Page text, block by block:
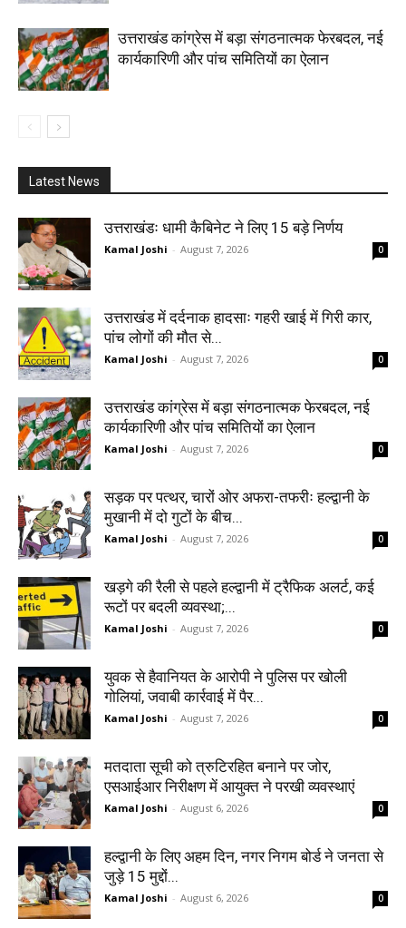
उत्तराखंड कांग्रेस में बड़ा संगठनात्मक फेरबदल, नई
कार्यकारिणी और पांच समितियों का ऐलान
Latest News
उत्तराखंडः धामी कैबिनेट ने लिए 15 बड़े निर्णय
Kamal Joshi - August 7, 2026 0
उत्तराखंड में दर्दनाक हादसाः गहरी खाई में गिरी कार,
पांच लोगों की मौत से...
Kamal Joshi - August 7, 2026 0
उत्तराखंड कांग्रेस में बड़ा संगठनात्मक फेरबदल, नई
कार्यकारिणी और पांच समितियों का ऐलान
Kamal Joshi - August 7, 2026 0
सड़क पर पत्थर, चारों ओर अफरा-तफरीः हल्द्वानी के
मुखानी में दो गुटों के बीच...
Kamal Joshi - August 7, 2026 0
खड़गे की रैली से पहले हल्द्वानी में ट्रैफिक अलर्ट, कई
रूटों पर बदली व्यवस्था;...
Kamal Joshi - August 7, 2026 0
युवक से हैवानियत के आरोपी ने पुलिस पर खोली
गोलियां, जवाबी कार्रवाई में पैर...
Kamal Joshi - August 7, 2026 0
मतदाता सूची को त्रुटिरहित बनाने पर जोर,
एसआईआर निरीक्षण में आयुक्त ने परखी व्यवस्थाएं
Kamal Joshi - August 6, 2026 0
हल्द्वानी के लिए अहम दिन, नगर निगम बोर्ड ने जनता से
जुड़े 15 मुद्दों...
Kamal Joshi - August 6, 2026 0